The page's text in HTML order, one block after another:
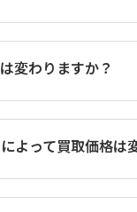
変わりますか？
よって買取価格は